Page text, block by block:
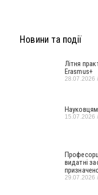
Новини та події
Літня
Erasmus+
28.07.2026
15.07.2026
видатні
29.07.2026